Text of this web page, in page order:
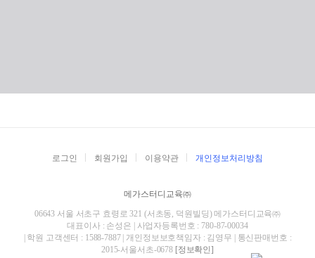
로그인 회원가입 이용약관 개인정보처리방침
메가스터디교육㈜
06643 서울 서초구 효령로 321 (서초동, 덕원빌딩) 메가스터디교육㈜
대표이사 : 손성은 | 사업자등록번호 : 780-87-00034
| 학원 고객센터 : 1588-7887 | 개인정보보호책임자 : 김영무 | 통신판매번호 :
2015-서울서초-0678 [정보확인]